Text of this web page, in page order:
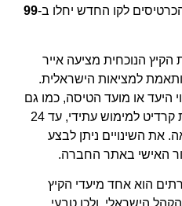
לקו החדש יחלו ב-99
הקיץ הנוכחית מציעה אייר
למציאות הישראלית.
היעד או מועד הטיסה, כמו גם
ביטול ההזמנה בתמורה לקבלת קרדיט למימוש עתידי, עד 24
את השינויים ניתן לבצע
האישי באתר החברה.
הוא אחד מיעדי הקיץ
הישראלי, ולכן טבעי